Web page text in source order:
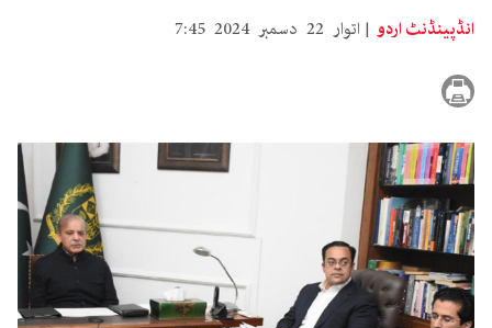
انڈپینڈنٹ اردو
اتوار 22 دسمبر 2024 7:45